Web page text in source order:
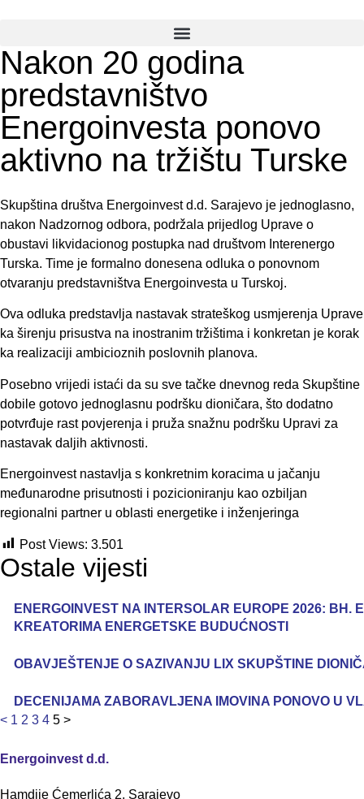
Nakon 20 godina
predstavništvo
Energoinvesta ponovo
aktivno na tržištu Turske
Skupština društva Energoinvest d.d. Sarajevo je jednoglasno,
nakon Nadzornog odbora, podržala prijedlog Uprave o
obustavi likvidacionog postupka nad društvom Interenergo
Turska. Time je formalno donesena odluka o ponovnom
otvaranju predstavništva Energoinvesta u Turskoj.
Ova odluka predstavlja nastavak strateškog usmjerenja Uprave
ka širenju prisustva na inostranim tržištima i konkretan je korak
ka realizaciji ambicioznih poslovnih planova.
Posebno vrijedi istaći da su sve tačke dnevnog reda Skupštine
dobile gotovo jednoglasnu podršku dioničara, što dodatno
potvrđuje rast povjerenja i pruža snažnu podršku Upravi za
nastavak daljih aktivnosti.
Energoinvest nastavlja s konkretnim koracima u jačanju
međunarodne prisutnosti i pozicioniranju kao ozbiljan
regionalni partner u oblasti energetike i inženjeringa
Post Views: 3.501
Ostale vijesti
ENERGOINVEST NA INTERSOLAR EUROPE 2026: BH.
KREATORIMA ENERGETSKE BUDUĆNOSTI
OBAVJEŠTENJE O SAZIVANJU LIX SKUPŠTINE
DECENIJAMA ZABORAVLJENA IMOVINA PONOVO U
< 1 2 3 4 5 >
Energoinvest d.d.
Hamdije Ćemerlića 2, Sarajevo